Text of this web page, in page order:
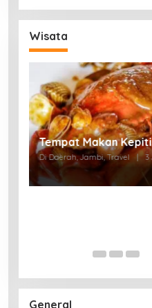
Wisata
Tempat Makan di
Di Daerah, Jambi, Travel | 3
General